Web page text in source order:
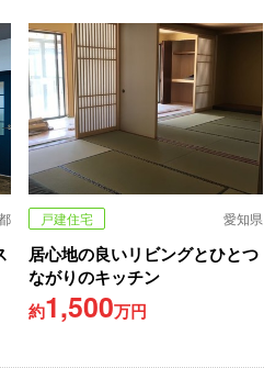
戸建住宅 愛知県
居心地の良いリビングとひとつ
ながりのキッチン
約1,500万円